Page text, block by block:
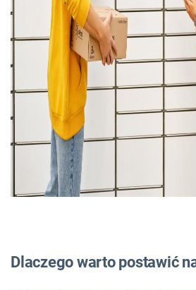
Dlaczego warto postawić